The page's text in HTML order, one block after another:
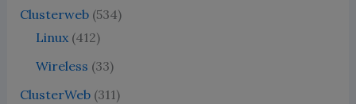
Clusterweb(534)
Linux(412)
Wireless (33)
ClusterWeb(311)